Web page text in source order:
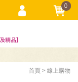
首頁 線上購物
0